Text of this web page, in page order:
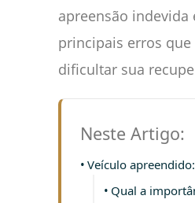
apreensão indevida
principais erros
dificultar sua
Neste Artigo:
Veículo
Qual a